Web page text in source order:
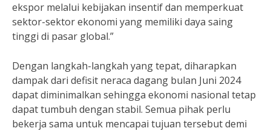
ekspor melalui kebijakan insentif dan memperkuat
sektor-sektor ekonomi yang memiliki daya saing
tinggi di pasar global.”
Dengan langkah-langkah yang tepat, diharapkan
dampak dari defisit neraca dagang bulan Juni 2024
dapat diminimalkan sehingga ekonomi nasional tetap
dapat tumbuh dengan stabil. Semua pihak perlu
bekerja sama untuk mencapai tujuan tersebut demi